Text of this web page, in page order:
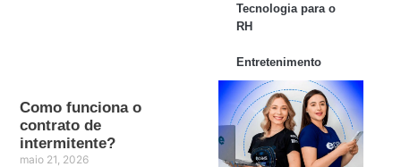
Como funciona o
contrato de
intermitente?
maio 21, 2026
Tecnologia para o
RH
Entretenimento